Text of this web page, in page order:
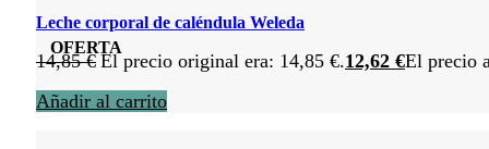
OFERTA
Leche corporal de caléndula Weleda
14,85€ El precio original era: 14,85 €.12,62 €El precio
Añadir al carrito